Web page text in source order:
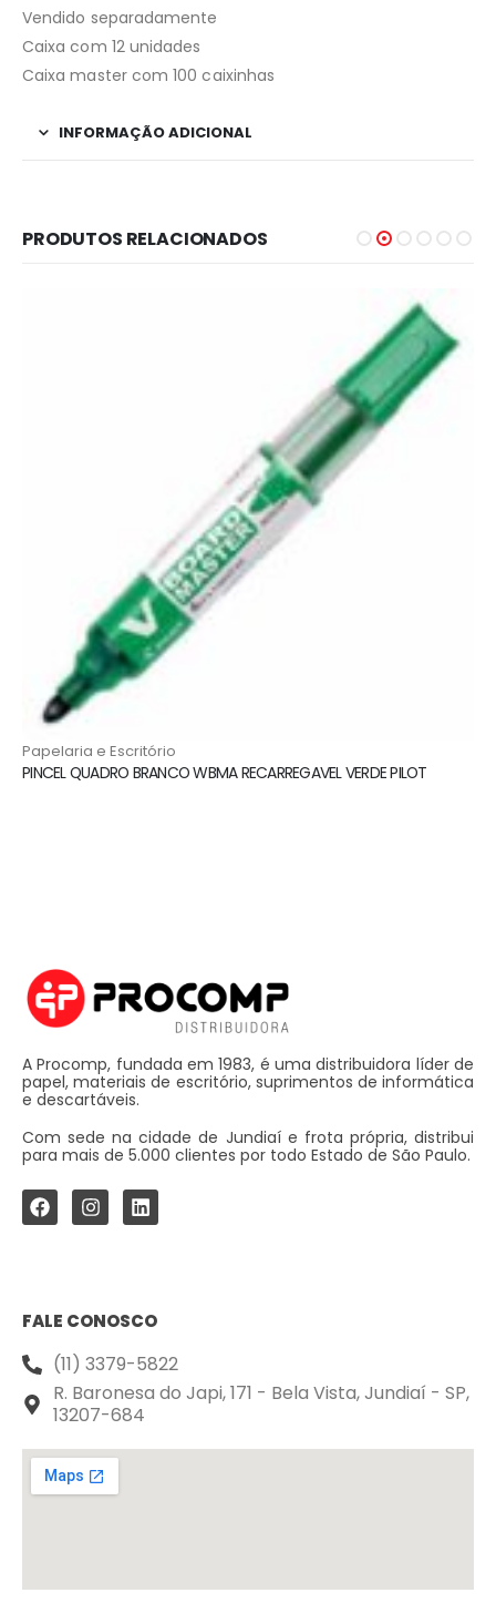
Vendido separadamente
Caixa com 12 unidades
Caixa master com 100 caixinhas
INFORMAÇÃO ADICIONAL
PRODUTOS RELACIONADOS
Papelaria e Escritório
PINCEL QUADRO BRANCO WBMA RECARREGAVEL VERDE PILOT
A Procomp, fundada em 1983, é uma distribuidora líder de
papel, materiais de escritório, suprimentos de informática
e descartáveis.
Com sede na cidade de Jundiaí e frota própria, distribui
para mais de 5.000 clientes por todo Estado de São Paulo.
FALE CONOSCO
(11) 3379-5822
R. Baronesa do Japi, 171 - Bela Vista, Jundiaí - SP,
13207-684